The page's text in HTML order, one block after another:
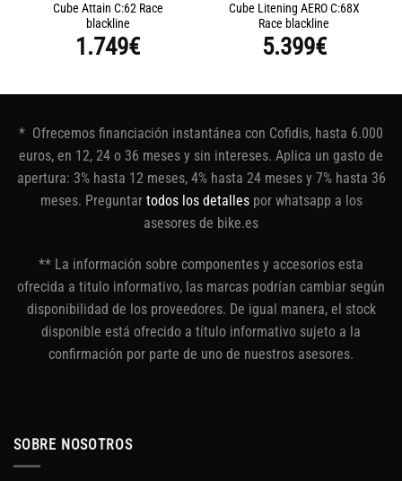
Cube Attain C:62 Race
blackline
1.749€
Cube Litening AERO C:68X
Race blackline
5.399€
* Ofrecemos financiación instantánea con Cofidis, hasta 6.000
euros, en 12, 24 o 36 meses y sin intereses. Aplica un gasto de
apertura: 3% hasta 12 meses, 4% hasta 24 meses y 7% hasta 36
meses. Preguntar todos los detallespor whatsapp a los
asesores de bike.es
** La información sobre componentes y accesorios esta
ofrecida a titulo informativo, las marcas podrían cambiar según
disponibilidad de los proveedores. De igual manera, el stock
disponible está ofrecido a título informativo sujeto a la
confirmación por parte de uno de nuestros asesores.
SOBRE NOSOTROS